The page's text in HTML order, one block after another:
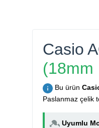
Casio
(18mm
Bu ürün
Paslanmaz çelik
Uyumlu